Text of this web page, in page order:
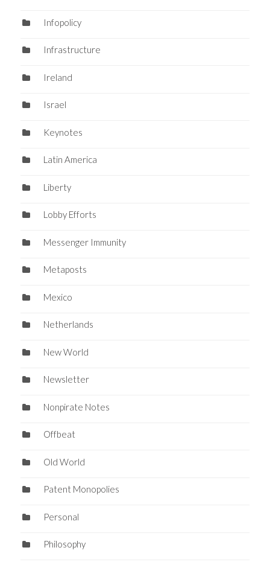
Infopolicy
Infrastructure
Ireland
Israel
Keynotes
Latin America
Liberty
Lobby Efforts
Messenger Immunity
Metaposts
Mexico
Netherlands
New World
Newsletter
Nonpirate Notes
Offbeat
Old World
Patent Monopolies
Personal
Philosophy